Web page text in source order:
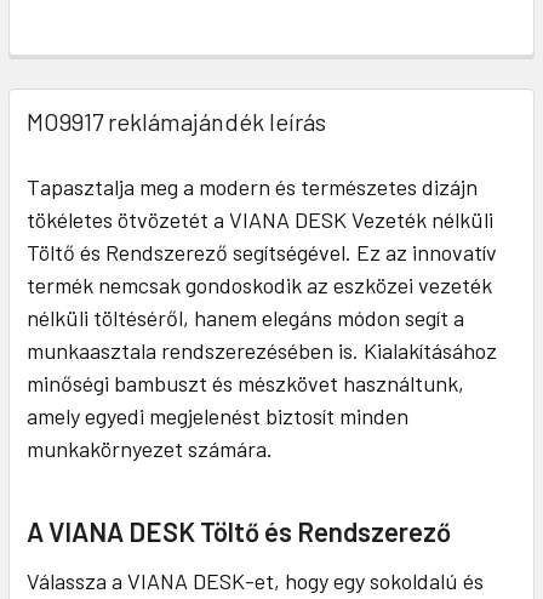
MO9917 reklámajándék leírás
Tapasztalja meg a modern és természetes dizájn
tökéletes ötvözetét a VIANA DESK Vezeték nélküli
Töltő és Rendszerező segítségével. Ez az innovatív
termék nemcsak gondoskodik az eszközei vezeték
nélküli töltéséről, hanem elegáns módon segít a
munkaasztala rendszerezésében is. Kialakításához
minőségi bambuszt és mészkövet használtunk,
amely egyedi megjelenést biztosít minden
munkakörnyezet számára.
A VIANA DESK Töltő és Rendszerező
Válassza a VIANA DESK-et, hogy egy sokoldalú és